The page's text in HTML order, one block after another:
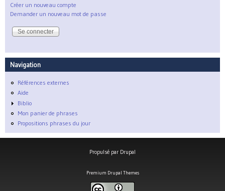
Créer un nouveau compte
Demander un nouveau mot de passe
Navigation
Références externes
Aide
Biblio
Mon panier de phrases
Propositions phrases du jour
Propulsé par Drupal
Premium Drupal Themes